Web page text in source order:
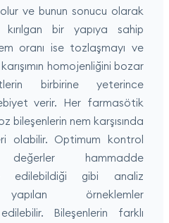
ve bunun sonucu olarak
bir yapıya sahip
oranı ise tozlaşmayı ve
homojenliğini bozar
birbirine yeterince
verir. Her farmasötik
bileşenlerin nem karşısında
olabilir. Optimum kontrol
hammadde
edilebildiği gibi analiz
yapılan örneklemler
Bileşenlerin farklı